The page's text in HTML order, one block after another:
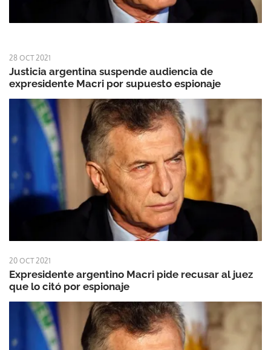
28 OCT 2021
Justicia argentina suspende audiencia de
expresidente Macri por supuesto espionaje
20 OCT 2021
Expresidente argentino Macri pide recusar al juez
que lo citó por espionaje